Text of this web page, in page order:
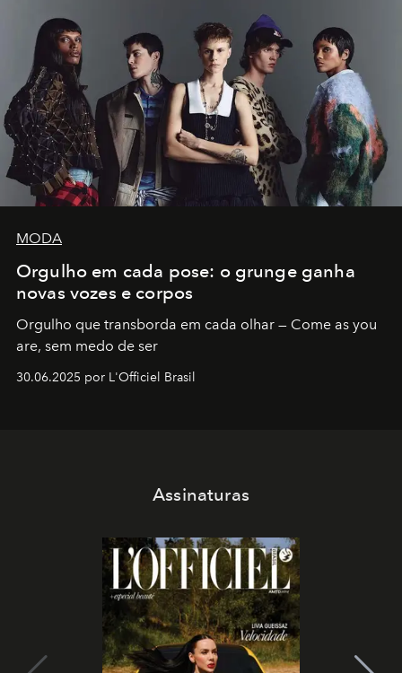
MODA
Orgulho em cada pose: o grunge ganha
novas vozes e corpos
Orgulho que transborda em cada olhar — Come as you
are, sem medo de ser
30.06.2025 por L'Officiel Brasil
Assinaturas